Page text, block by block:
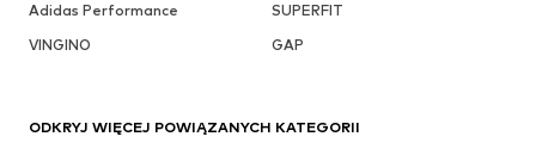
Adidas Performance
SUPERFIT
VINGINO
GAP
ODKRYJ WIĘCEJ POWIĄZANYCH KATEGORII